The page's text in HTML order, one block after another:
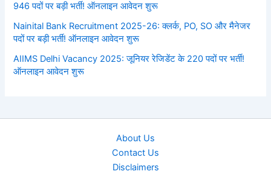
946 पदों पर बड़ी भर्ती! ऑनलाइन आवेदन शुरू
Nainital Bank Recruitment 2025-26: क्लर्क, PO, SO और मैनेजर
पदों पर बड़ी भर्ती! ऑनलाइन आवेदन शुरू
AIIMS Delhi Vacancy 2025: जूनियर रेजिडेंट के 220 पदों पर भर्ती!
ऑनलाइन आवेदन शुरू
About Us
Contact Us
Disclaimers